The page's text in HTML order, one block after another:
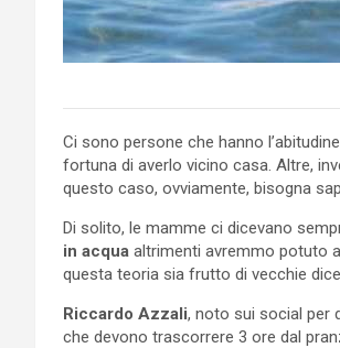
Ci sono persone che hanno
fortuna di averlo vicino casa. Altre,
questo caso, ovviamente, bisogna
Di solito, le mamme ci dicevano
in acqua altrimenti avremmo potuto
questa teoria sia frutto di vecchie
Riccardo Azzali, noto sui social per
che devono trascorrere 3 ore dal